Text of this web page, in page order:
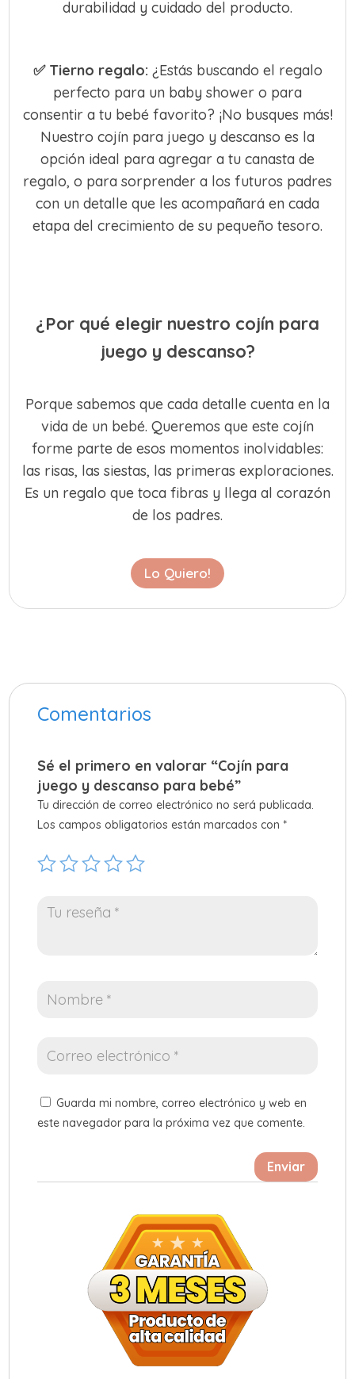
durabilidad y cuidado del producto.
✅ Tierno regalo: ¿Estás buscando el regalo
perfecto para un baby shower o para
consentir a tu bebé favorito? ¡No busques más!
Nuestro cojín para juego y descanso es la
opción ideal para agregar a tu canasta de
regalo, o para sorprender a los futuros padres
con un detalle que les acompañará en cada
etapa del crecimiento de su pequeño tesoro.
¿Por qué elegir nuestro cojín para
juego y descanso?
Porque sabemos que cada detalle cuenta en la
vida de un bebé. Queremos que este cojín
forme parte de esos momentos inolvidables:
las risas, las siestas, las primeras exploraciones.
Es un regalo que toca fibras y llega al corazón
de los padres.
Lo Quiero!
Comentarios
Sé el primero en valorar “Cojín para
juego y descanso para bebé”
Tu dirección de correo electrónico no será publicada.
Los campos obligatorios están marcados con *
Guarda mi nombre, correo electrónico y web en
este navegador para la próxima vez que comente.
Enviar